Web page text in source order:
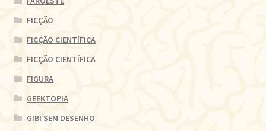
FICÇÃO
FICÇÃO CIENTÍFICA
FICÇÃO CIENTÍFICA
FIGURA
GEEKTOPIA
GIBI SEM DESENHO